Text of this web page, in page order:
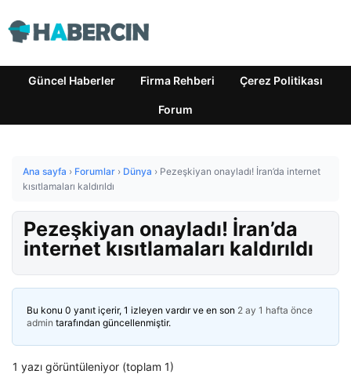
Güncel Haberler Firma Rehberi Çerez Politikası
Forum
Ana sayfa › Forumlar › Dünya › Pezeşkiyan onayladı! İran’da internet
kısıtlamaları kaldırıldı
Pezeşkiyan onayladı! İran’da
internet kısıtlamaları kaldırıldı
Bu konu 0 yanıt içerir, 1 izleyen vardır ve en son 2 ay 1 hafta önce
admin tarafından güncellenmiştir.
1 yazı görüntüleniyor (toplam 1)